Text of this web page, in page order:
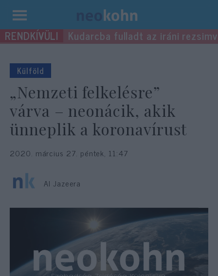
Kilépés
a Kudarcba fulladt az iráni
Külföld
„Nemzeti felkelésre”
várva – neonácik, akik
ünneplik a koronavírust
2020. március 27. péntek, 11:47
Al Jazeera